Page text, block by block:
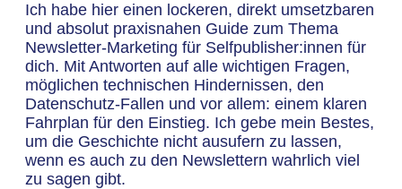
Ich habe hier einen lockeren, direkt umsetzbaren
und absolut praxisnahen Guide zum Thema
Newsletter-Marketing für Selfpublisher:innen für
dich. Mit Antworten auf alle wichtigen Fragen,
möglichen technischen Hindernissen, den
Datenschutz-Fallen und vor allem: einem klaren
Fahrplan für den Einstieg. Ich gebe mein Bestes,
um die Geschichte nicht ausufern zu lassen,
wenn es auch zu den Newslettern wahrlich viel
zu sagen gibt.